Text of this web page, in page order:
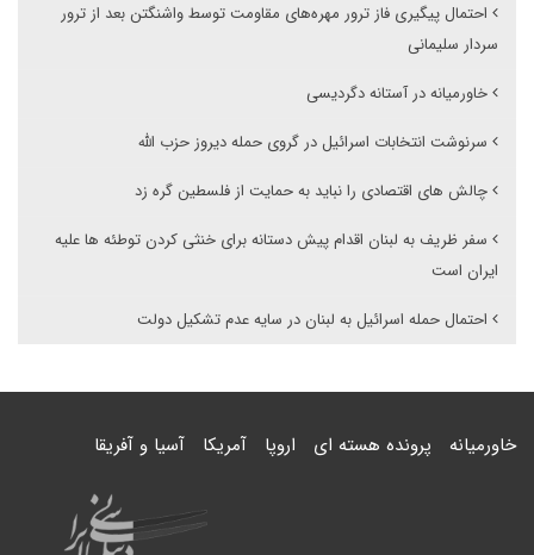
احتمال پیگیری فاز ترور مهره‌های مقاومت توسط واشنگتن بعد از ترور
سردار سلیمانی
خاورمیانه در آستانه دگردیسی
سرنوشت انتخابات اسرائیل در گروی حمله دیروز حزب الله
چالش های اقتصادی را نباید به حمایت از فلسطین گره زد
سفر ظریف به لبنان اقدام پیش دستانه برای خنثی کردن توطئه ها علیه
ایران است
احتمال حمله اسرائیل به لبنان در سایه عدم تشکیل دولت
خاورمیانه پرونده هسته ای اروپا آمریکا آسیا و آفریقا